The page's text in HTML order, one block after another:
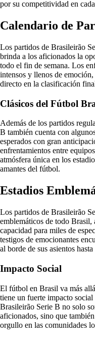
por su competitividad en
Calendario de
Los partidos de Brasileirão
brinda a los aficionados la
todo el fin de semana. Los
intensos y llenos de
directo en la clasificación
Clásicos del Fútbol
Además de los partidos
B también cuenta con
esperados con gran
enfrentamientos entre
atmósfera única en los
amantes del fútbol.
Estadios
Los partidos de Brasileirão
emblemáticos de todo Brasil,
capacidad para miles de
testigos de emocionantes
al borde de sus asientos
Impacto Social
El fútbol en Brasil va más
tiene un fuerte impacto
Brasileirão Serie B no solo
aficionados, sino que
orgullo en las comunidades